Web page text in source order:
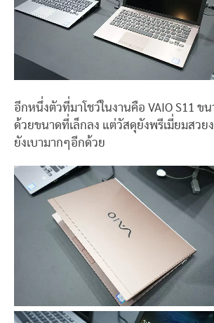
อีกหนึ่งตัวที่มาโชว์ในงานคือ VAIO S11 ข
ด้วยขนาดที่เล็กลง แต่วัสดุยังพรีเมี่ยมสวย
ยังเบามากๆอีกด้วย